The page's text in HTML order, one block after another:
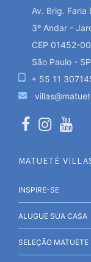
Av. Brig. Faria
3º Andar -
CEP 01452-
São Paulo -
+ 55 11
MATUETÉ
INSPIRE-SE
ALUGUE SUA CASA
SELEÇÃO MATUETE